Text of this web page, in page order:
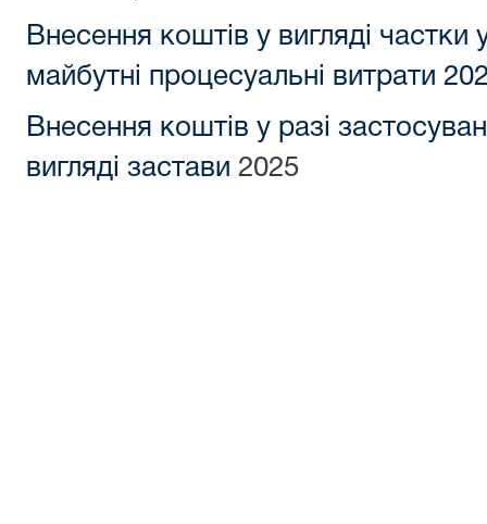
Внесення коштів у вигляді частки
майбутні процесуальні витрати
Внесення коштів у разі
вигляді застави 2025